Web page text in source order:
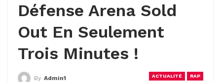
Défense Arena Sold
Out En Seulement
Trois Minutes !
ACTUALITÉ RAP
By Admin1